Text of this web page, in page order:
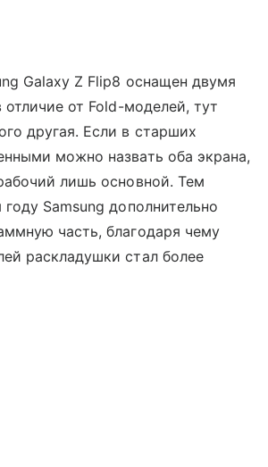
Galaxy Z Flip8 оснащен двумя
от Fold-моделей, тут
другая. Если в старших
можно назвать оба экрана,
лишь основной. Тем
Samsung дополнительно
часть, благодаря чему
раскладушки стал более